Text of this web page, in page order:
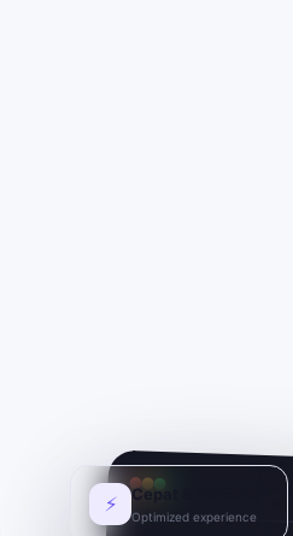
⚡ Cepat & responsif
Optimized experience